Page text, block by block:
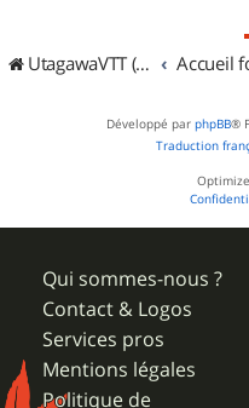
UtagawaVTT (Randos VTT et VTTAE avec traces GPS) Accueil
Développé par phpBB®
Traduction
Qui sommes-nous ?
Contact & Logos
Services pros
Mentions légales
Politique de